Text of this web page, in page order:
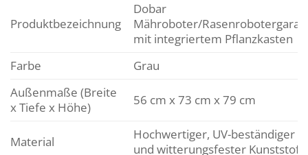
Produktbezeichnung
Dobar
Mähroboter/
mit integriertem Pflanzkasten
Farbe
Grau
Außenmaße (Breite
x Tiefe x Höhe)
56 cm x 73 cm x 79 cm
Material
Hochwertiger, UV-beständiger
und witterungsfester Kunststoff